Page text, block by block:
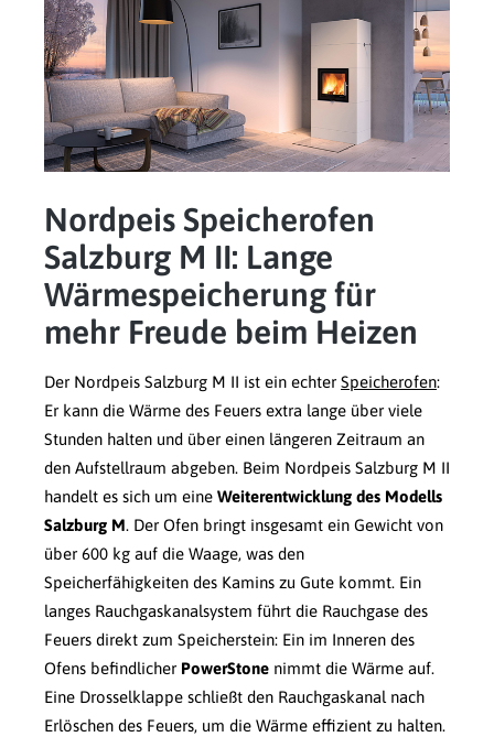
Nordpeis Speicherofen
Salzburg M II: Lange
Wärmespeicherung für
mehr Freude beim Heizen
Der Nordpeis Salzburg M II ist ein echter Speicherofen:
Er kann die Wärme des Feuers extra lange über viele
Stunden halten und über einen längeren Zeitraum an
den Aufstellraum abgeben. Beim Nordpeis Salzburg M II
handelt es sich um eine Weiterentwicklung des Modells
Salzburg M. Der Ofen bringt insgesamt ein Gewicht von
über 600 kg auf die Waage, was den
Speicherfähigkeiten des Kamins zu Gute kommt. Ein
langes Rauchgaskanalsystem führt die Rauchgase des
Feuers direkt zum Speicherstein: Ein im Inneren des
Ofens befindlicher PowerStone nimmt die Wärme auf.
Eine Drosselklappe schließt den Rauchgaskanal nach
Erlöschen des Feuers, um die Wärme effizient zu halten.